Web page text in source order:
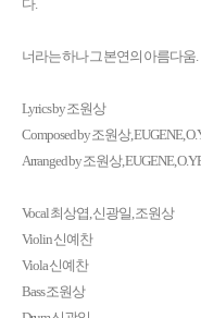
다.
너라는 하나 그 본연의 아름다움.
Lyrics by 조원상
Composed by 조원상, EUGENE,
Arranged by 조원상, EUGENE,
Vocal 최상엽, 신광일, 조원상
Violin 신예찬
Viola 신예찬
Bass 조원상